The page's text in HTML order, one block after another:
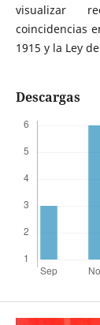
visualizar
coincidencias
1915 y la Ley
Descargas